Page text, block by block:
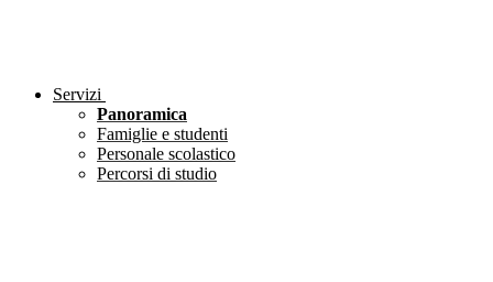
Servizi
Panoramica
Famiglie e studenti
Personale scolastico
Percorsi di studio